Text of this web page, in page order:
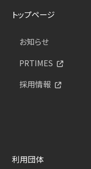
トップページ
お知らせ
PRTIMES
採用情報
利用団体